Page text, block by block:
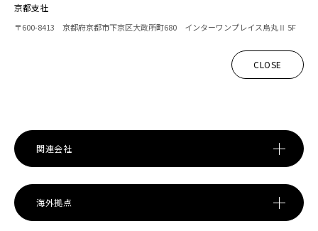
京都支社
〒600-8413 京都府京都市下京区大政所町680 インターワンプレイス烏丸Ⅱ 5F
CLOSE
関連会社
株式会社エンハンス
代表取締役社長：立石 誠
海外拠点